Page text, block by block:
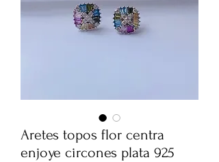
Aretes topos flor centra
enjoye circones plata 925